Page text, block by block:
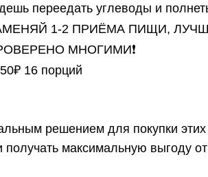
переедать углеводы и
1-2 ПРИЁМА ПИЩИ,
МНОГИМИ❗
16 порций
решением для покупки этих
получать максимальную выгоду